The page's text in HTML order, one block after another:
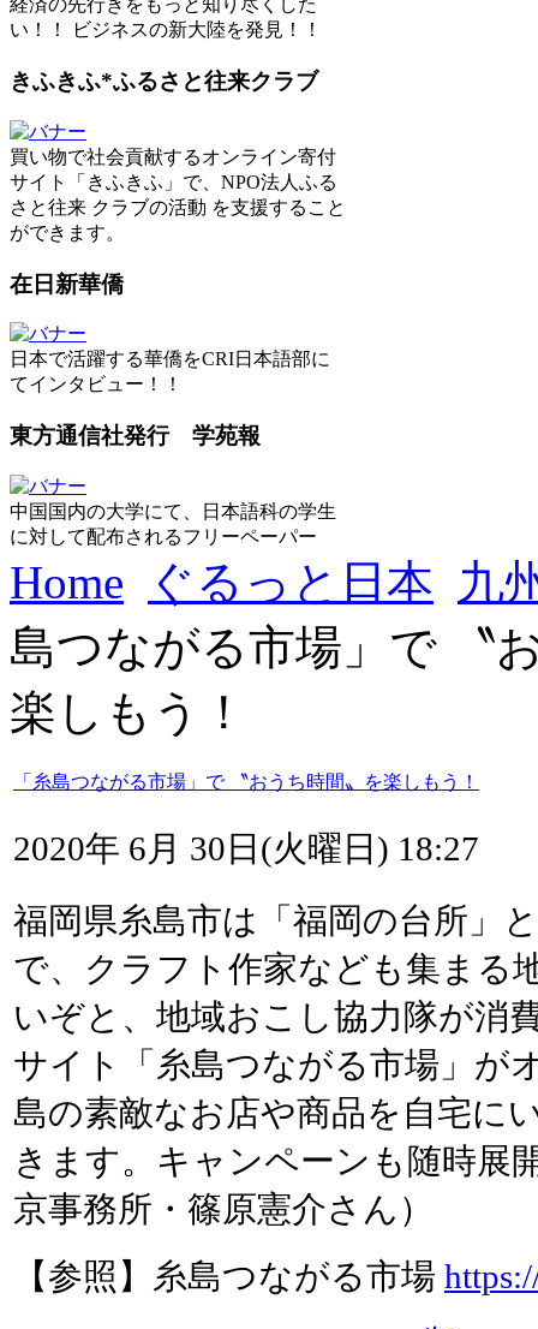
経済の先行きをもっと知り尽くした
い！！ ビジネスの新大陸を発見！！
きふきふ*ふるさと往来クラブ
買い物で社会貢献するオンライン寄付
サイト「きふきふ」で、NPO法人ふる
さと往来 クラブの活動 を支援すること
ができます。
在日新華僑
日本で活躍する華僑をCRI日本語部に
てインタビュー！！
東方通信社発行 学苑報
中国国内の大学にて、日本語科の学生
に対して配布されるフリーペーパー
Home ぐるっと日本 九
島つながる市場」で 〝
楽しもう！
「糸島つながる市場」で 〝おうち時間〟を楽しもう！
2020年 6月 30日(火曜日) 18:27
福岡県糸島市は「福岡の台所」
で、クラフト作家なども集まる
いぞと、地域おこし協力隊が消
サイト「糸島つながる市場」が
島の素敵なお店や商品を自宅に
きます。キャンペーンも随時展
京事務所・篠原憲介さん）
【参照】糸島つながる市場